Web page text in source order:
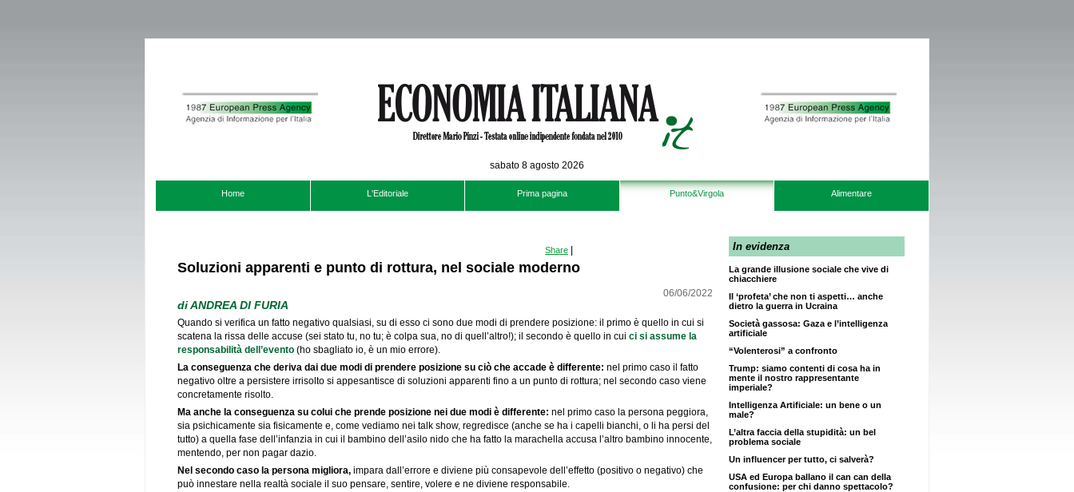
sabato 8 agosto 2026
Home L'Editoriale Prima pagina Punto&Virgola Alimentare
Share
Soluzioni apparenti e punto di rottura, nel sociale moderno
06/06/2022
diANDREA DI FURIA
Quando si verifica un fatto negativo qualsiasi, su di esso ci sono due modi di prendere posizione: il primo è quello in cui si
scatena la rissa delle accuse (sei stato tu, no tu; è colpa sua, no di quell’altro!); il secondo è quello in cui ci si assume la
responsabilità dell’evento (ho sbagliato io, è un mio errore).
La conseguenza che deriva dai due modi di prendere posizione su ciò che accade è differente: nel primo caso il fatto
negativo oltre a persistere irrisolto si appesantisce di soluzioni apparenti fino a un punto di rottura; nel secondo caso viene
concretamente risolto.
Ma anche la conseguenza su colui che prende posizione nei due modi è differente: nel primo caso la persona peggiora,
sia psichicamente sia fisicamente e, come vediamo nei talk show, regredisce (anche se ha i capelli bianchi, o li ha persi del
tutto) a quella fase dell’infanzia in cui il bambino dell’asilo nido che ha fatto la marachella accusa l’altro bambino innocente,
mentendo, per non pagar dazio.
Nel secondo caso la persona migliora, impara dall’errore e diviene più consapevole dell’effetto (positivo o negativo) che
può innestare nella realtà sociale il suo pensare, sentire, volere e ne diviene responsabile.
In evidenza
La grande illusione sociale che vive di
chiacchiere
Il ‘profeta’ che non ti aspetti… anche
dietro la guerra in Ucraina
Società gassosa: Gaza e l’intelligenza
artificiale
“Volenterosi” a confronto
Trump: siamo contenti di cosa ha in
mente il nostro rappresentante
imperiale?
Intelligenza Artificiale: un bene o un
male?
L’altra faccia della stupidità: un bel
problema sociale
Un influencer per tutto, ci salverà?
USA ed Europa ballano il can can della
confusione: per chi danno spettacolo?